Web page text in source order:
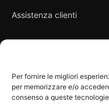
Per fornire le migliori
per memorizzare e/o
consenso a queste
Assistenza clienti
Privacy Policy